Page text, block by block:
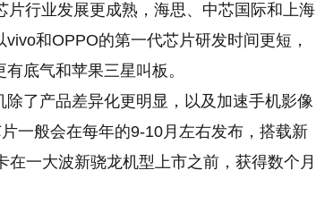
片行业发展更成熟，海思、中芯国际和上海
和OPPO的第一代芯片研发时间更短，
底气和苹果三星叫板。
了产品差异化更明显，以及加速手机影像
一般会在每年的9-10月左右发布，搭载新
一大波新骁龙机型上市之前，获得数个月